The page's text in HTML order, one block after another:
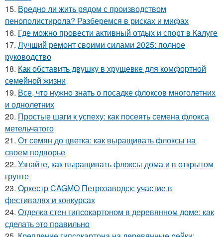
15. Вредно ли жить рядом с производством
пенополистирола? Разберемся в рисках и мифах
16. Где можно провести активный отдых и спорт в Калуге
17. Лучший ремонт своими силами 2025: полное
руководство
18. Как обставить двушку в хрущевке для комфортной
семейной жизни
19. Все, что нужно знать о посадке флоксов многолетних
и однолетних
20. Простые шаги к успеху: как посеять семена флокса
метельчатого
21. От семян до цветка: как выращивать флоксы на
своем подворье
22. Узнайте, как выращивать флоксы дома и в открытом
грунте
23. Оркестр CAGMO Петрозаводск: участие в
фестивалях и конкурсах
24. Отделка стен гипсокартоном в деревянном доме: как
сделать это правильно